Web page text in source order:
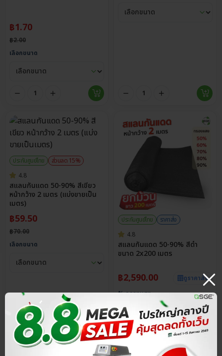
฿1.70
฿2.00
เลือกขนาด
ประกันศูนย์ไทย
ส่วนลด 15%
4.8
สแลนกันแดด 50-90% สีเขียว
หน้ากว้าง 2 เมตร (แบ่งขายเป็น
เมตร)
฿59.50
฿70.00
เลือกขนาด
ประกันศูนย์ไทย
ราคาส่ง
4.8
สแลนกันแดด 50-90% สีดำ
ขนาด 2x200 เมตร
฿2,590.00
ดูราคาส่ง
% กรองแสง